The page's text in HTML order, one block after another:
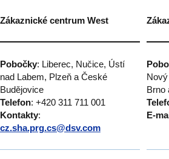
Zákaznické centrum West
Pobočky: Liberec, Nučice, Ústí
nad Labem, Plzeň a České
Budějovice
Telefon: +420 311 711 001
Kontakty:
cz.sha.prg.cs@dsv.com
Brno
E-